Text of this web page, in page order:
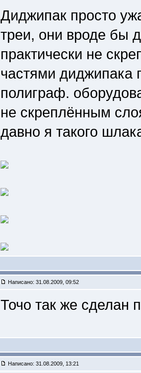
Диджипак просто
треи, они вроде бы
практически не
частями диджипака
полиграф.
не скреплённым
давно я такого
Написано: 31.08.2009, 09:52
Точо так же сделан
Написано: 31.08.2009, 13:21